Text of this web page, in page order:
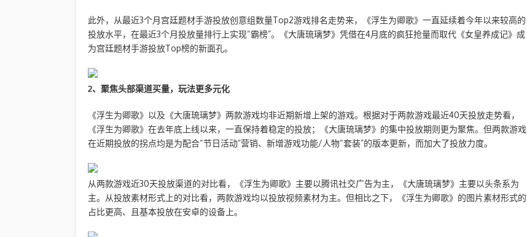
此外，从最近3个月宫廷题材手游投放创意组数量Top2游戏排名走势来，《浮生为卿歌》一直延续着今年以来较高的
投放水平，在最近3个月投放量排行上实现“霸榜”。《大唐琉璃梦》凭借在4月底的疯狂抢量而取代《女皇养成记》成
为宫廷题材手游投放Top榜的新面孔。
2、 聚焦头部渠道买量，玩法更多元化
《浮生为卿歌》以及《大唐琉璃梦》两款游戏均非近期新增上架的游戏。根据对于两款游戏最近40天投放走势看，
《浮生为卿歌》在去年底上线以来，一直保持着稳定的投放；《大唐琉璃梦》的集中投放期则更为聚焦。但两款游戏
在近期投放的拐点均是为配合“节日活动”营销、新增游戏功能/人物“套装”的版本更新，而加大了投放力度。
从两款游戏近30天投放渠道的对比看，《浮生为卿歌》主要以腾讯社交广告为主，《大唐琉璃梦》主要以头条系为
主。从投放素材形式上的对比看，两款游戏均以投放视频素材为主。但相比之下，《浮生为卿歌》的图片素材形式的
占比更高、且基本投放在安卓的设备上。